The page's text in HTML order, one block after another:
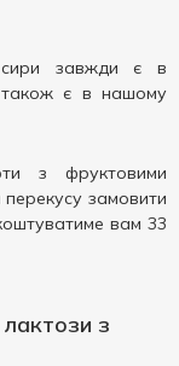
сири завжди є в
також є в нашому
з фруктовими
замовити
вам 33
з